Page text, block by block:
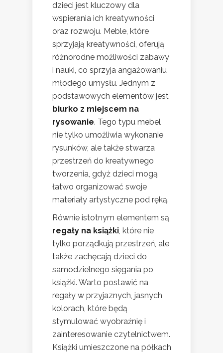
dzieci jest kluczowy dla
wspierania ich kreatywności
oraz rozwoju. Meble, które
sprzyjają kreatywności, oferują
różnorodne możliwości zabawy
i nauki, co sprzyja angażowaniu
młodego umysłu. Jednym z
podstawowych elementów jest
biurko z miejscem na
rysowanie. Tego typu mebel
nie tylko umożliwia wykonanie
rysunków, ale także stwarza
przestrzeń do kreatywnego
tworzenia, gdyż dzieci mogą
łatwo organizować swoje
materiały artystyczne pod ręką.
Równie istotnym elementem są
regały na książki, które nie
tylko porządkują przestrzeń, ale
także zachęcają dzieci do
samodzielnego sięgania po
książki. Warto postawić na
regały w przyjaznych, jasnych
kolorach, które będą
stymulować wyobraźnię i
zainteresowanie czytelnictwem.
Książki umieszczone na półkach